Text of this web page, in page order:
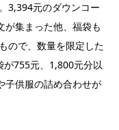
3,394元のダウンコー
が集まった他、福袋も
ので、数量を限定した
755元、1,800元分以
子供服の詰め合わせが